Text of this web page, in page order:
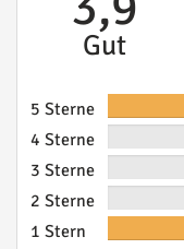
Gut
5 Sterne
4 Sterne
3 Sterne
2 Sterne
1 Stern